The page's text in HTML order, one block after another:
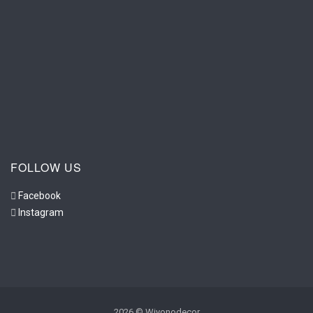
FOLLOW US
Facebook
Instagram